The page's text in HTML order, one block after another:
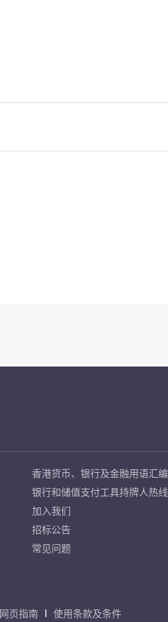
香港货币、银行及金融用语汇编
银行和储值支付工具持牌人热线
加入我们
招标公告
常见问题
网页指南 使用条款及条件